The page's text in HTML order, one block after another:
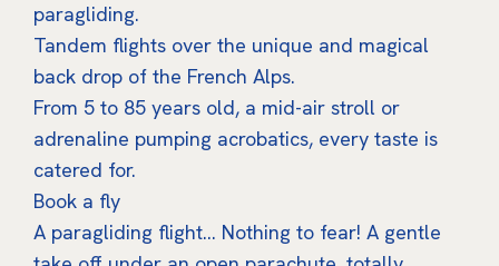
paragliding.
Tandem flights over the unique and magical
back drop of the French Alps.
​From 5 to 85 years old, a mid-air stroll or
adrenaline pumping acrobatics, every taste is
catered for.
Book a fly
A paragliding flight… Nothing to fear! A gentle